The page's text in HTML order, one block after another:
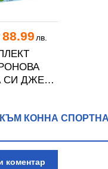
88.99 лв.
СИ ДЖЕЛИ
КОННА
коментар